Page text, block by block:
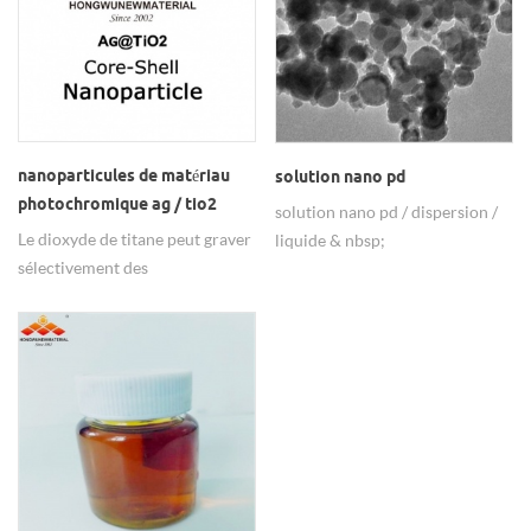
modifiés par polymère.
les entreprises à améliorer leurs
produits.
nanoparticules de matériau
photochromique ag / tio2
Le dioxyde de titane peut graver
sélectivement des
transfert d'électrons avec des
nanoparticules métalliques ag à
l'état excité et modifier les
caractéristiques d'absorption
optique du matériau. Ainsi, les
nanomatériaux ag / tio2 peuvent
changer de couleur sous
l'excitation lumineuse de
solution nano pd
solution nano pd / dispersion /
liquide & nbsp;